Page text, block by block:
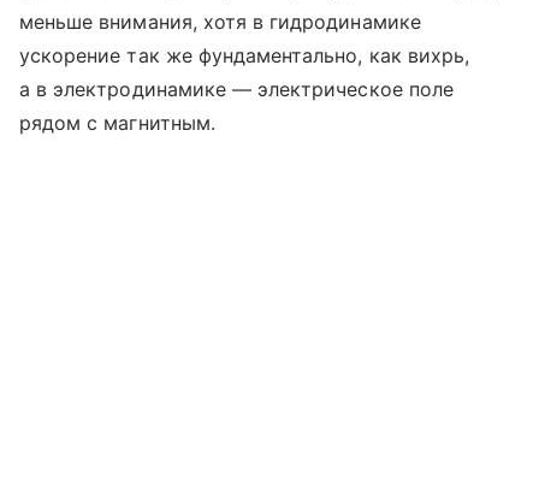
меньше внимания, хотя в гидродинамике
ускорение так же фундаментально, как вихрь,
а в электродинамике — электрическое поле
рядом с магнитным.